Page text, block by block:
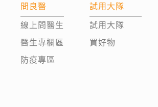
問良醫
線上問醫生
醫生專欄區
防疫專區
試用大隊
試用大隊
買好物